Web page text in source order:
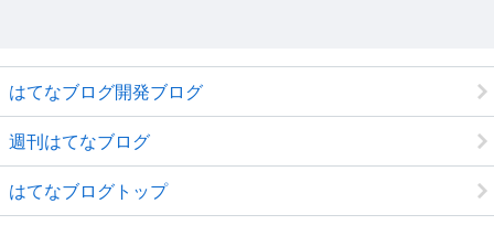
はてなブログ開発ブログ
週刊はてなブログ
はてなブログトップ